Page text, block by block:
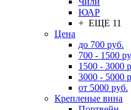
ЮАР
+ ЕЩЕ 11
Цена
до 700 руб.
700 - 1500
1500 - 3000
3000 - 5000
от 5000 руб.
Крепленые вина